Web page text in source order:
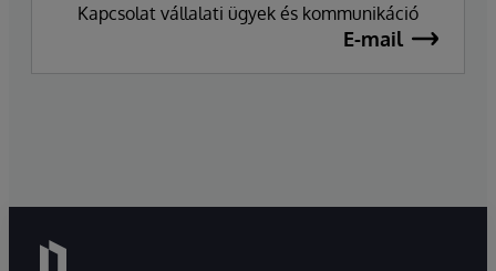
Kapcsolat vállalati ügyek és kommunikáció
E-mail